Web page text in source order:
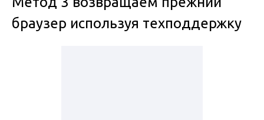
браузер используя техподдержку